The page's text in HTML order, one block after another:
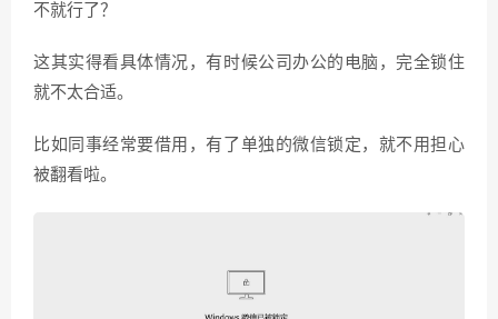
不就行了？
这其实得看具体情况，有时候公司办公的电脑，完全锁住
就不太合适。
比如同事经常要借用，有了单独的微信锁定，就不用担心
被翻看啦。